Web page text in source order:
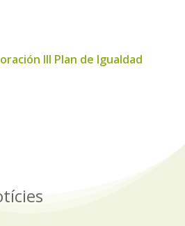
III Plan de Igualdad